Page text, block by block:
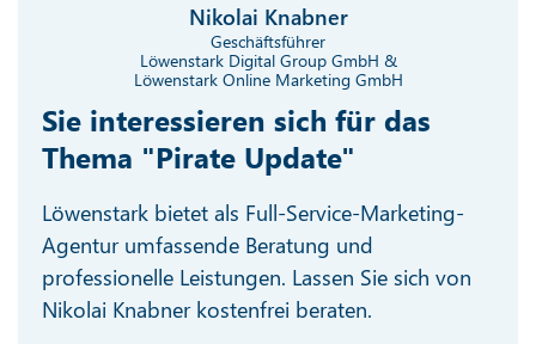
Nikolai Knabner
Geschäftsführer
Löwenstark Digital Group GmbH &
Löwenstark Online Marketing GmbH
Sie interessieren sich für das
Thema "Pirate Update"
Löwenstark bietet als Full-Service-Marketing-
Agentur umfassende Beratung und
professionelle Leistungen. Lassen Sie sich von
Nikolai Knabner kostenfrei beraten.